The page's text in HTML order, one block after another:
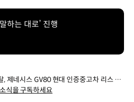
하는 대로’ 진행
, 제네시스 GV80 현대 인증중고차 리스 프
식을 구독하세요